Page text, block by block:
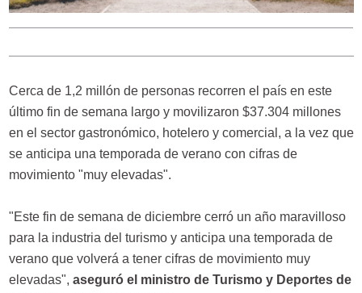
Cerca de 1,2 millón de personas recorren el país en este
último fin de semana largo y movilizaron $37.304 millones
en el sector gastronómico, hotelero y comercial, a la vez que
se anticipa una temporada de verano con cifras de
movimiento "muy elevadas".
"Este fin de semana de diciembre cerró un año maravilloso
para la industria del turismo y anticipa una temporada de
verano que volverá a tener cifras de movimiento muy
elevadas", aseguró el ministro de Turismo y Deportes de